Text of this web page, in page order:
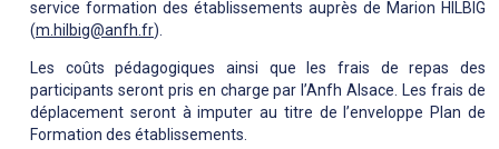
service formation des établissements auprès de Marion HILBIG
(m.hilbig@anfh.fr).
Les coûts pédagogiques ainsi que les frais de repas des
participants seront pris en charge par l’Anfh Alsace. Les frais de
déplacement seront à imputer au titre de l’enveloppe Plan de
Formation des établissements.